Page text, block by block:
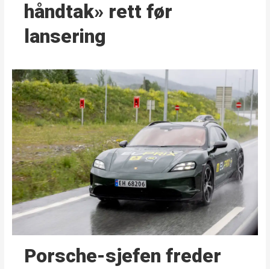
håndtak» rett før
lansering
Porsche-sjefen freder